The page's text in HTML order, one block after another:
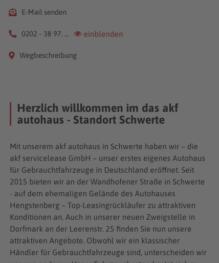
Sa
09:30-13:00
E-Mail senden
0202 - 38 97. ... einblenden
Wegbeschreibung
Herzlich willkommen im das akf
autohaus - Standort Schwerte
Mit unserem akf autohaus in Schwerte haben wir – die
akf servicelease GmbH – unser erstes eigenes Autohaus
für Gebrauchtfahrzeuge in Deutschland eröffnet. Seit
2015 bieten wir an der Wandhofener Straße in Schwerte
- auf dem ehemaligen Gelände des Autohauses
Hengstenberg – Top-Leasingrückläufer zu attraktiven
Konditionen an. Auch in unserer neuen Zweigstelle in
Dorfmark an der Leerenstr. 25 finden Sie nun unsere
attraktiven Angebote. Obwohl wir ein klassischer
Händler für Gebrauchtfahrzeuge sind, unterscheiden wir